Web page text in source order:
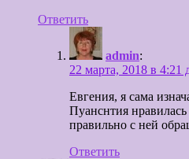
Ответить
admin:
22 марта, 2018 в 4:21
Евгения, я сама
Пуанснтия нравилась
правильно с ней
Ответить